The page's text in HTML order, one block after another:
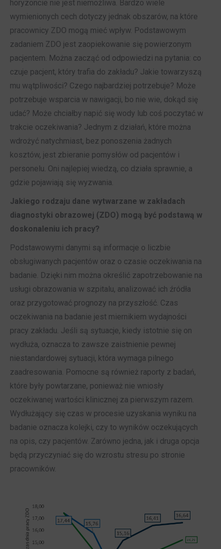
horyzoncie nie jest niemożliwa. Bardzo wiele
wymienionych cech dotyczy jednak obszarów, na które
pracownicy ZDO mogą mieć wpływ. Podstawowym
zadaniem ZDO jest zaopiekowanie się powierzonym
pacjentem. Można zacząć od odpowiedzi na pytania: co
czuje pacjent, który trafia do zakładu? Jakie towarzyszą
mu wątpliwości? Czego najbardziej potrzebuje? Może
potrzebuje wsparcia w nawigacji, bo nie wie, dokąd się
udać? Może chciałby napić się wody lub coś poczytać w
trakcie oczekiwania? Jednym z działań, które można
wdrożyć natychmiast, bez ponoszenia żadnych
kosztów, jest zbieranie pomysłów od pacjentów i
personelu. Oni najlepiej wiedzą, co działa sprawnie, a
gdzie pojawiają się wyzwania.
Jakiego rodzaju dane wytwarzane w zakładach
diagnostyki obrazowej (ZDO) mogą być podstawą w
doskonaleniu ich pracy?
Podstawowymi danymi są informacje o liczbie
obsługiwanych pacjentów oraz o czasie oczekiwania na
badanie. Dzięki nim można określić zapotrzebowanie na
usługi obrazowania w szpitalu, analizować ich źródła
oraz przygotować prognozy na przyszłość. Czas
oczekiwania na badanie jest miernikiem wydajności
pracy zakładu. Jeśli są sytuacje, kiedy istotnie się on
wydłuża, oznacza to zawsze zaistnienie pewnej
niestandardowej sytuacji, która wymaga pilnego
zaadresowania. Pomocne są również raporty z badań,
które były powtarzane, ponieważ nie wniosły
oczekiwanej wartości klinicznej za pierwszym razem.
Wydłużający się czas w procesie uzyskania wyniku na
badanie oznacza kolejki, czy to wyników oczekujących
na opis, czy pacjentów. Zarówno jedna, jak i druga opcja
będą przyczyniać się do wzrostu stresu po stronie
pracowników.